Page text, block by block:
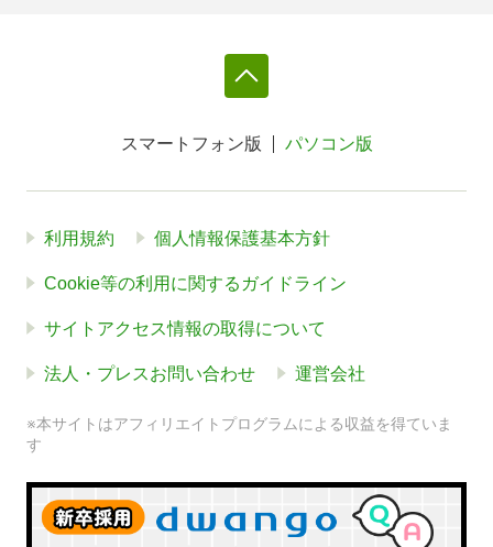
スマートフォン版 パソコン版
利用規約 個人情報保護基本方針
Cookie等の利用に関するガイドライン
サイトアクセス情報の取得について
法人・プレスお問い合わせ 運営会社
※本サイトはアフィリエイトプログラムによる収益を得ていま
す